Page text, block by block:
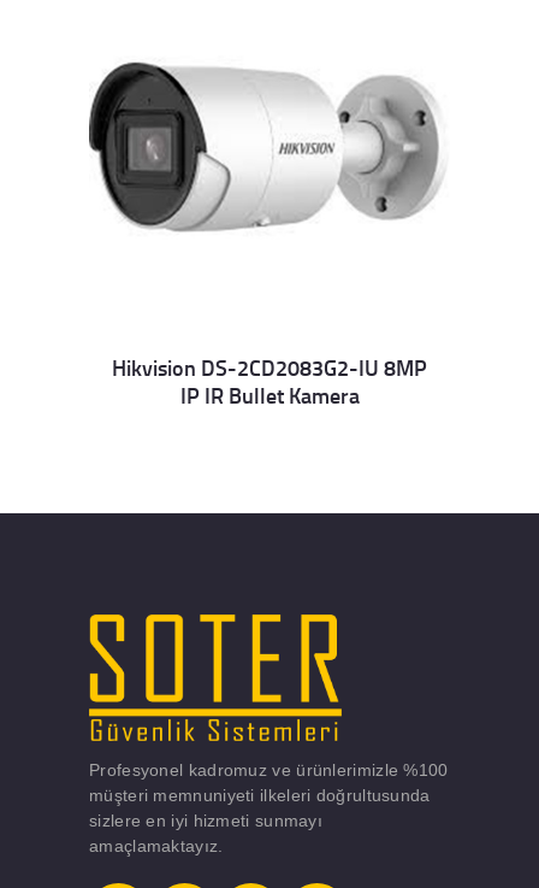
Details
Hikvision DS-2CD2083G2-IU 8MP
IP IR Bullet Kamera
Profesyonel kadromuz ve ürünlerimizle %100
müşteri memnuniyeti ilkeleri doğrultusunda
sizlere en iyi hizmeti sunmayı
amaçlamaktayız.